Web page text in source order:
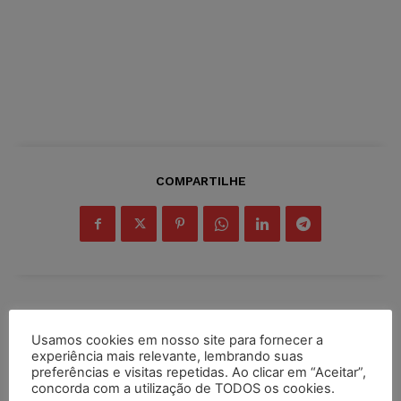
COMPARTILHE
Usamos cookies em nosso site para fornecer a
experiência mais relevante, lembrando suas
preferências e visitas repetidas. Ao clicar em “Aceitar”,
concorda com a utilização de TODOS os cookies.